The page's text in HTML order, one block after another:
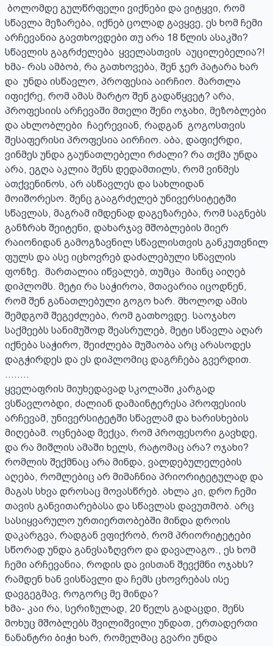
სწავლა მეზარება, იქნებ ცოლად გავყვე, ეს ხომ ჩემი
არჩევანია გავთხოვდები თუ არა 18 წლის ასაკში?
სწავლის გაგრძელება  ყველასთვის  აუცილებელია?!
ხმა- რას ამბობ, რა გათხოვება, შენ ჯერ პატარა ხარ
და  უნდა ისწავლო, პროფესია აირჩიო. მართლა
იფიქრე, რომ ამას მარტო შენ გადაწყვეტ? არა,
პროფესიის არჩევაში მთელი შენი ოჯახი, მეზობლები
და ახლობლები  ჩაერევიან, რადგან  გოგოსთვის
შესაფერისი პროფესია აირჩიო. აბა, დაფიქრდი,
ვინმეს უნდა გაუნათლებელი რძალი? რა თქმა უნდა
არა, ეგღა აკლია შენს დედამთილს, რომ ვინმეს
ათქვენინოს, არ ასწავლეს და სახლიდან
მოიშორესო. შენც გააგრძელებ უნივერსიტეტში
სწავლას, მაგრამ იმდენად დაგეზარება, რომ საგნებს
განზრახ შეიტენი, დახარჯავ მშობლების მიერ
რაიონიდან გამოგზავნილ სწავლისთვის განკუთვნილ
ფულს და ასე იცხოვრებ დაძალებული სწავლის
ფონზე.  მართალია იწვალებ, თუმცა  მაინც აიღებ
დიპლომს. მეტი რა საჭიროა, მთავარია იცოდნენ,
რომ შენ განათლებული გოგო ხარ. მხოლოდ ამის
შემდგომ შეგეძლება, რომ გათხოვდე. საოჯახო
საქმეებს სანიმუშოდ შეასრულებ, მეტი სწავლა აღარ
იქნება საჭირო, შეიძლება მუშაობა არც არასოდეს
დაგჭირდეს და ეს დიპლომიც დაგრჩება გვერდით.
........
ყველაფრის მიუხედავად სკოლაში კარგად
ვსწავლობდი, ძალიან დამაინტერესა პროფესიის
არჩევამ, უნივერსიტეტში სწავლამ და ხარისხების
მიღებამ. ოცნებად მექცა, რომ პროფესორი გავხდე,
და რა მიშლის ამაში ხელს, რატომაც არა? ოჯახი?
რომლის შექმნაც არა მინდა, ვალდებულელების
აღება, რომლებიც არ მიმაჩნია პრიორიტეტულად და
მაგას სხვა დროსაც მოვასწრებ. ახლა კი, დრო ჩემი
თავის განვითარებასა და სწავლას დავუთმობ. არც
სასიყვარულო ურთიერთობებში მინდა დროის
დაკარგვა, რადგან ვფიქრობ, რომ პრიორიტეტები
სწორად უნდა განვსაზღვრო და დავალაგო., ეს ხომ
ჩემი არჩევანია, როდის და ვისთან შევქმნი ოჯახს?
რამდენ ხან ვისწავლი და ჩემს ცხოვრებას ისე
დავგეგმავ, როგორც მე მინდა?
ხმა- კაი რა, სერიზულად, 20 წელს გადაცდი, შენს
მოხუც მშობლებს შვილიშვილი უნდათ, ერთადერთი
ნანანტრი ბიჭი ხარ, რომელმაც გვარი უნდა